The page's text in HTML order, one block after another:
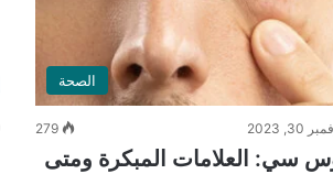
الصحة
30, 2023
279
سي: العلامات المبكرة ومتى